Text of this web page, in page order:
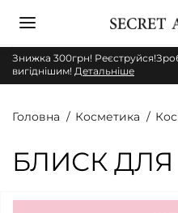
Знижка 300грн!
вигіднішим! Детальніше
Головна Косметика
БЛИСК ДЛЯ